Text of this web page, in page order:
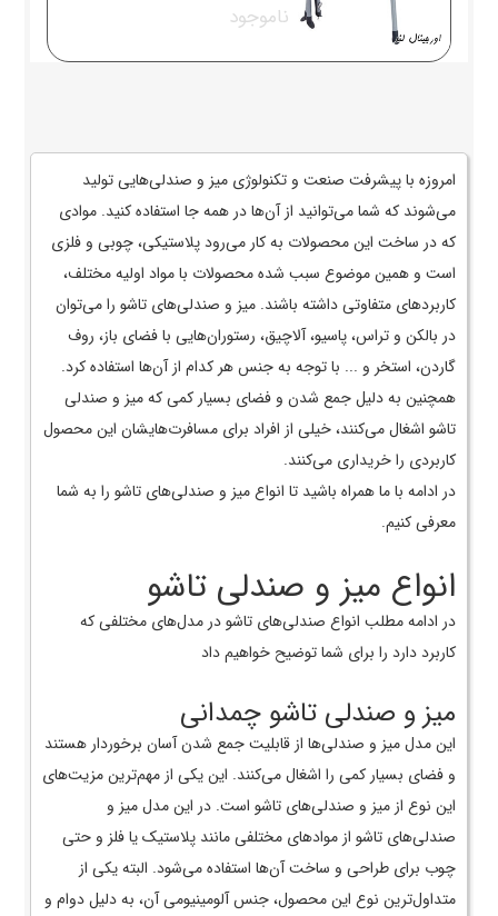
ناموجود
امروزه با پیشرفت صنعت و تکنولوژی میز و صندلی‌هایی تولید
می‌شوند که شما می‌توانید از آن‌ها در همه جا استفاده کنید. موادی
که در ساخت این محصولات به کار می‌رود پلاستیکی، چوبی و فلزی
است و همین موضوع سبب شده محصولات با مواد اولیه مختلف،
کاربردهای متفاوتی داشته باشند. میز و صندلی‌های تاشو را می‌توان
در بالکن و تراس، پاسیو، آلاچیق، رستوران‌هایی با فضای باز، روف
گاردن، استخر و ... با توجه به جنس هر کدام از آن‌ها استفاده کرد.
همچنین به دلیل جمع شدن و فضای بسیار کمی که میز و صندلی
تاشو اشغال می‌کنند، خیلی از افراد برای مسافرت‌هایشان این محصول
کاربردی را خریداری می‌کنند.
در ادامه با ما همراه باشید تا انواع میز و صندلی‌های تاشو را به شما
معرفی کنیم.
انواع میز و صندلی تاشو
در ادامه مطلب انواع صندلی‌های تاشو در مدل‌های مختلفی که
کاربرد دارد را برای شما توضیح خواهیم داد
میز و صندلی تاشو چمدانی
این مدل میز و صندلی‌ها از قابلیت جمع شدن آسان برخوردار هستند
و فضای بسیار کمی را اشغال می‌کنند. این یکی از مهم‌ترین مزیت‌های
این نوع از میز و صندلی‌های تاشو است. در این مدل میز و
صندلی‌های تاشو از مواد‌های مختلفی مانند پلاستیک یا فلز و حتی
چوب برای طراحی و ساخت آن‌ها استفاده می‌شود. البته یکی از
متداول‌ترین نوع این محصول، جنس آلومینیومی آن، به دلیل دوام و